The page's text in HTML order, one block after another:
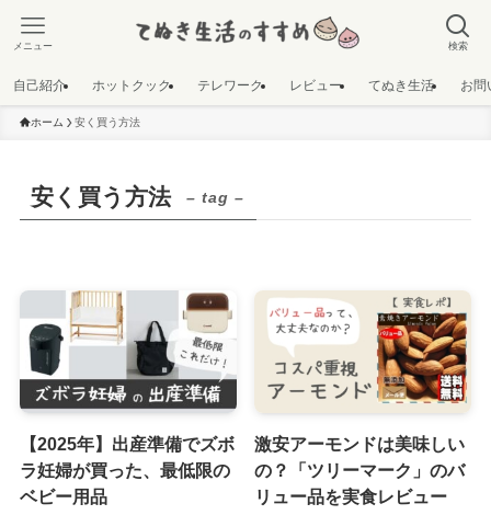
検索
メニュー
自己紹介 ホットクック テレワーク レビュー てぬき生活 お問
ホーム 安く買う方法
安く買う方法 – tag –
【2025年】出産準備でズボ
ラ妊婦が買った、最低限の
ベビー用品
激安アーモンドは美味しい
の？「ツリーマーク」のバ
リュー品を実食レビュー